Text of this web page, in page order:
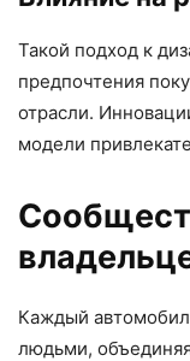
Такой подход к
предпочтения
отрасли.
модели
Каждый
людьми,